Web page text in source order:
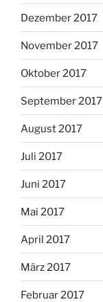
Dezember 2017
November 2017
Oktober 2017
September 2017
August 2017
Juli 2017
Juni 2017
Mai 2017
April 2017
März 2017
Februar 2017